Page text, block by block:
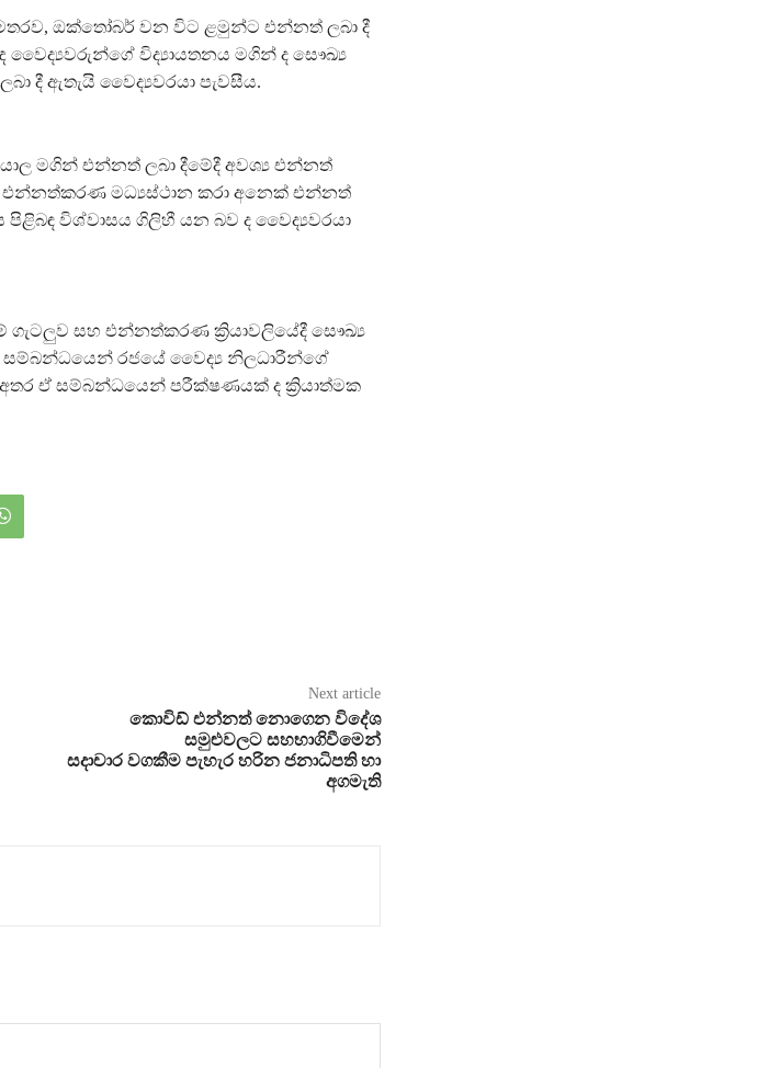
ඔක්තෝබර් වන විට ළමුන්ට එන්නත් ලබා දී
විද්‍යායතනය මගින් ද සෞඛ්‍ය
දී ඇතැයි වෛද්‍යවරයා පැවසීය.
මගින් එන්නත් ලබා දීමේදී අවශ්‍ය එන්නත්
එන්නත්කරණ මධ්‍යස්ථාන කරා අනෙක් එන්නත්
විශ්වාසය ගිලිහී යන බව ද වෛද්‍යවරයා
ගැටලුව සහ එන්නත්කරණ ක්‍රියාවලියේදී සෞඛ්‍ය
සම්බන්ධයෙන් රජයේ වෛද්‍ය නිලධාරීන්ගේ
අතර ඒ සම්බන්ධයෙන් පරීක්ෂණයක් ද ක්‍රියාත්මක
Next article
කොවිඩ් එන්නත් නොගෙන විදේශ
සමුළුවලට සහභාගිවීමෙන්
සදාචාර වගකීම පැහැර හරින ජනාධිපති හා
අගමැති